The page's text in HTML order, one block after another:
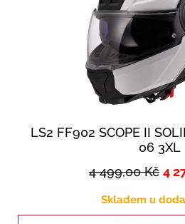
LS2 FF902 SCOPE II
06 3XL
4 499,00Kč 4
Skladem u